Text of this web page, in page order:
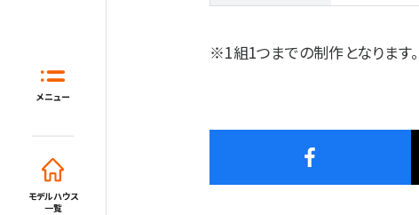
メニュー
モデルハウス
一覧
※1組1つまでの制作となります。
ホーム
イベント・セミナー・キャンペーン一覧